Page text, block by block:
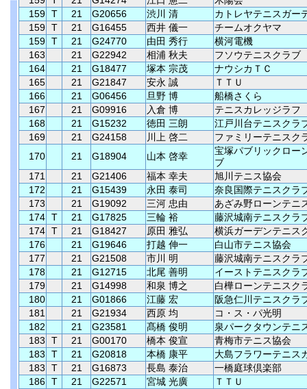
159 T 21 G20656 渋川 清
カトレヤテニスガー
159 T 21 G16455 西井 儀一
チームオクヤマ
159 T 21 G24770 由田 秀行
横河電機
163
21 G22942 相浦 秋夫
フソウテニスクラブ
164
21 G18477 塚本 宗茂
ナウシカＴＣ
165
21 G21847 安永 誠
ＴＴＵ
166
21 G06456 旦野 博
船橋さくら
167
21 G09916 入倉 博
テニスカレッジラフ
168
21 G15232 徳田 三朗
江戸川台テニスクラ
169
21 G24158 川上 啓二
ファミリーテニスク
170
21 G18904 山本 啓幸
宝塚パブリックロー
ブ
171
21 G21406 福本 幸夫
旭川テニス協会
172
21 G15439 永田 泰司
奈良国際テニスクラ
173
21 G19092 三河 忠由
あざみ野ローンテニ
174 T 21 G17825 三輪 裕
藤沢城南テニスクラ
174 T 21 G18427 原田 雅弘
横浜ガーデンテニス
176
21 G19646 打越 伸一
白山市テニス協会
177
21 G21508 市川 明
藤沢城南テニスクラ
178
21 G12715 北尾 善明
イーストテニスクラ
179
21 G14998 和泉 博之
白樺ローンテニスク
180
21 G01866 江藤 宏
阪急仁川テニスクラ
181
21 G21934 西原 均
コ・ス・パ光明
182
21 G23581 髙橋 俊明
泉パークタウンテニ
183
T 21 G00170 橋本 俊宣
青梅市テニス協会
183
T 21 G20818 本橋 康平
大島フラワーテニス
183
T 21 G16873 長島 泰治
一橋庭球倶楽部
186 T 21 G22571 宮城 光廣
ＴＴＵ